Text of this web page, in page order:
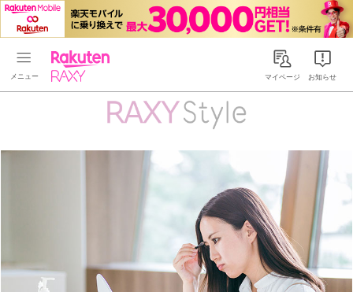
Rakuten RAXYマイページ お知らせ